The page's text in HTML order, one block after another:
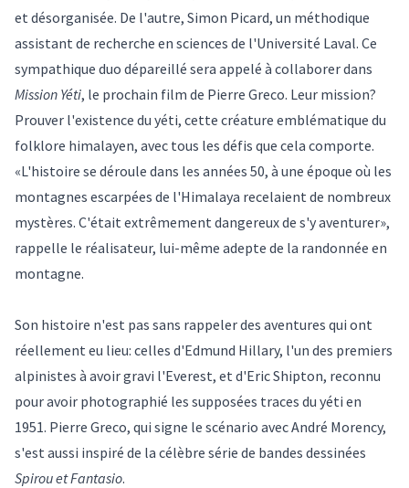
et désorganisée. De l'autre, Simon Picard, un méthodique
assistant de recherche en sciences de l'Université Laval. Ce
sympathique duo dépareillé sera appelé à collaborer dans
Mission Yéti, le prochain film de Pierre Greco. Leur mission?
Prouver l'existence du yéti, cette créature emblématique du
folklore himalayen, avec tous les défis que cela comporte.
«L'histoire se déroule dans les années 50, à une époque où les
montagnes escarpées de l'Himalaya recelaient de nombreux
mystères. C'était extrêmement dangereux de s'y aventurer»,
rappelle le réalisateur, lui-même adepte de la randonnée en
montagne.
Son histoire n'est pas sans rappeler des aventures qui ont
réellement eu lieu: celles d'Edmund Hillary, l'un des premiers
alpinistes à avoir gravi l'Everest, et d'Eric Shipton, reconnu
pour avoir photographié les supposées traces du yéti en
1951. Pierre Greco, qui signe le scénario avec André Morency,
s'est aussi inspiré de la célèbre série de bandes dessinées
Spirou et Fantasio.